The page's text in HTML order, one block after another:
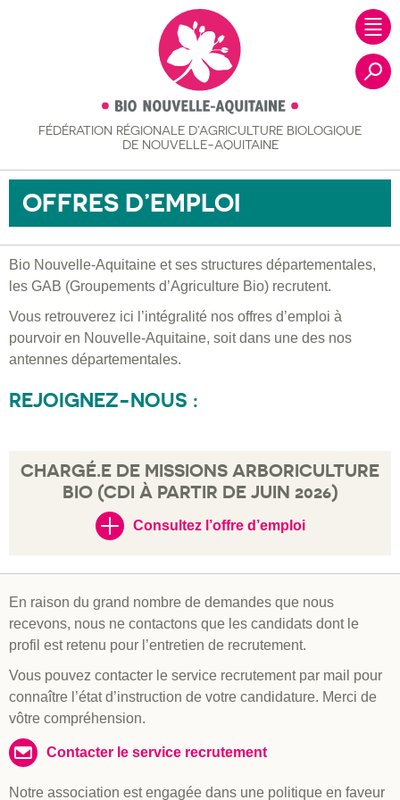
FÉDÉRATION RÉGIONALE D’AGRICULTURE BIOLOGIQUE
DE NOUVELLE-AQUITAINE
OFFRES D’EMPLOI
Bio Nouvelle-Aquitaine et ses structures départementales,
les GAB (Groupements d’Agriculture Bio) recrutent.
Vous retrouverez ici l’intégralité nos offres d’emploi à
pourvoir en Nouvelle-Aquitaine, soit dans une des nos
antennes départementales.
REJOIGNEZ-NOUS :
CHARGÉ.E DE MISSIONS ARBORICULTURE
BIO (CDI À PARTIR DE JUIN 2026)
Consultez l’offre d’emploi
En raison du grand nombre de demandes que nous
recevons, nous ne contactons que les candidats dont le
profil est retenu pour l’entretien de recrutement.
Vous pouvez contacter le service recrutement par mail pour
connaître l’état d’instruction de votre candidature. Merci de
vôtre compréhension.
Contacter le service recrutement
Notre association est engagée dans une politique en faveur